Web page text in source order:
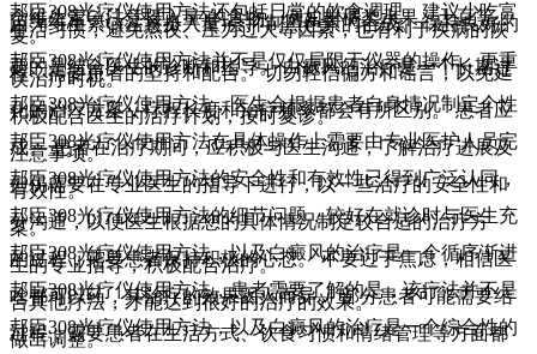
邦臣308光疗仪使用方法还包括日常的饮食调理。建议少吃富
含维生素C(注意摄入量)的食物，例如柑橘类水果、土豆等，
因为维生素C(注意摄入量)会抑制黑色素的合成。 保持良好的
生活习惯，避免熬夜、压力过大等因素，也有利于疾病的恢
复。
邦臣308光疗仪使用方法并不是仅仅局限于仪器的操作，更重
要的是结合医生的诊断和指导。 白癜风的治疗是一个长期过
程，需要患者的坚持和配合。 切勿轻信偏方和谣言，以免延
误治疗时机。
邦臣308光疗仪使用方法，医生会根据患者自身情况制定个性
化的治疗方案，疗程长度和治疗频率都会有所区别。 患者应
积极配合医生的治疗计划，按时复诊。
邦臣308光疗仪使用方法在具体操作上需要由专业医护人员完
成。 患者在治疗期间，应积极与医生沟通，了解治疗进展及
注意事项。
邦臣308光疗仪使用方法的安全性和有效性已得到广泛认同，
但仍需要在专业医生的指导下进行，以一些治疗的安全性和
有效性。
邦臣308光疗仪使用方法的细节问题，较好在就诊时与医生充
分沟通，以便医生根据您的具体情况制定较合适的治疗方
案。
邦臣308光疗仪使用方法，以及白癜风的治疗是一个循序渐进
的过程，需要患者保持积极的心态。 不要过于焦虑，相信医
生的专业指导，积极配合治疗。
邦臣308光疗仪使用方法，患者需要了解的是，该疗法并不是
啥都可以药，其治疗的效果因人而异。 部分患者可能需要结
合其他疗法，才能达到很好的治疗的效果。
邦臣308光疗仪使用方法，以及白癜风的治疗是一个综合性的
过程，需要患者在生活方式、饮食习惯和情绪管理等方面都
做出调整。